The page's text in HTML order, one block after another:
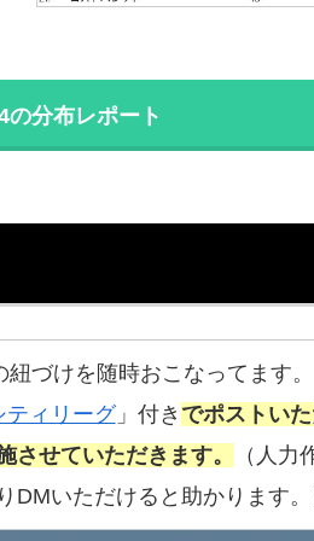
の分布レポート
づけを随時おこなってます。
ティリーグ」付き でポストい
させていただきます。
（人力
DMいただけると助かります。